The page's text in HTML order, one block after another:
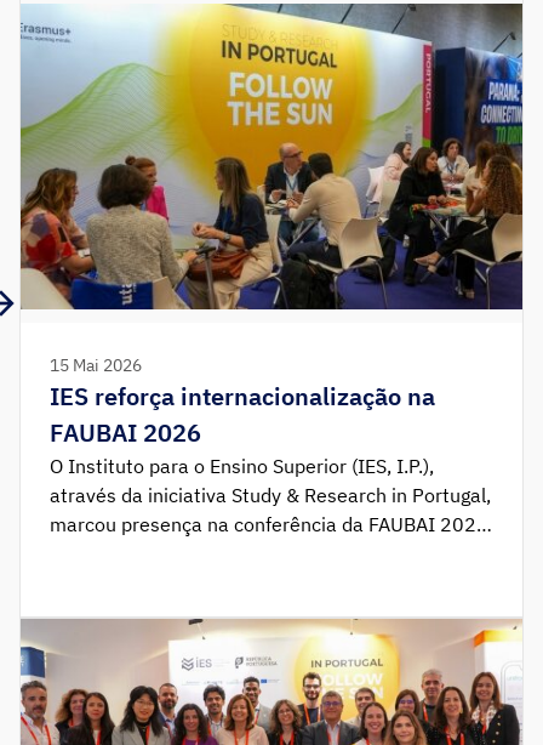
15 Mai 2026
IES reforça internacionalização na
FAUBAI 2026
O Instituto para o Ensino Superior (IES, I.P.),
através da iniciativa Study & Research in Portugal,
marcou presença na conferência da FAUBAI 2026,
dias 11 e 15 de abril em Florianópolis, no Brasil. A
participação portuguesa no evento marcou um
momento fundamental para a […]